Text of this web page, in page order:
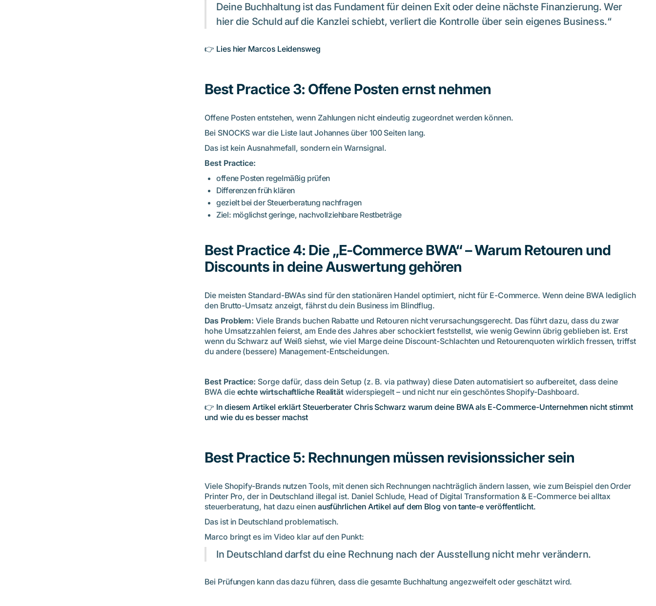
Deine Buchhaltung ist das Fundament für deinen Exit oder deine nächste Finanzierung. Wer
hier die Schuld auf die Kanzlei schiebt, verliert die Kontrolle über sein eigenes Business.“
‍👉 Lies hier Marcos Leidensweg
Best Practice 3: Offene Posten ernst nehmen
Offene Posten entstehen, wenn Zahlungen nicht eindeutig zugeordnet werden können.
Bei SNOCKS war die Liste laut Johannes über 100 Seiten lang.
Das ist kein Ausnahmefall, sondern ein Warnsignal.
Best Practice:
offene Posten regelmäßig prüfen
Differenzen früh klären
gezielt bei der Steuerberatung nachfragen
Ziel: möglichst geringe, nachvollziehbare Restbeträge
Best Practice 4: Die „E-Commerce BWA“ – Warum Retouren und
Discounts in deine Auswertung gehören
Die meisten Standard-BWAs sind für den stationären Handel optimiert, nicht für E-Commerce. Wenn deine BWA lediglich
den Brutto-Umsatz anzeigt, fährst du dein Business im Blindflug.
Das Problem:Viele Brands buchen Rabatte und Retouren nicht verursachungsgerecht. Das führt dazu, dass du zwar
hohe Umsatzzahlen feierst, am Ende des Jahres aber schockiert feststellst, wie wenig Gewinn übrig geblieben ist. Erst
wenn du Schwarz auf Weiß siehst, wie viel Marge deine Discount-Schlachten und Retourenquoten wirklich fressen, triffst
du andere (bessere) Management-Entscheidungen.
Best Practice: Sorge dafür, dass dein Setup (z. B. via pathway) diese Daten automatisiert so aufbereitet, dass deine
BWA die echte wirtschaftliche Realität widerspiegelt – und nicht nur ein geschöntes Shopify-Dashboard.
👉 In diesem Artikel erklärt Steuerberater Chris Schwarz warum deine BWA als E-Commerce-Unternehmen nicht stimmt
und wie du es besser machst
Best Practice 5: Rechnungen müssen revisionssicher sein
Viele Shopify-Brands nutzen Tools, mit denen sich Rechnungen nachträglich ändern lassen, wie zum Beispiel den Order
Printer Pro, der in Deutschland illegal ist. Daniel Schlude, Head of Digital Transformation & E-Commerce bei alltax
steuerberatung, hat dazu einen ausführlichen Artikel auf dem Blog von tante-e veröffentlicht.
Das ist in Deutschland problematisch.
Marco bringt es im Video klar auf den Punkt:
In Deutschland darfst du eine Rechnung nach der Ausstellung nicht mehr verändern.
Bei Prüfungen kann das dazu führen, dass die gesamte Buchhaltung angezweifelt oder geschätzt wird.